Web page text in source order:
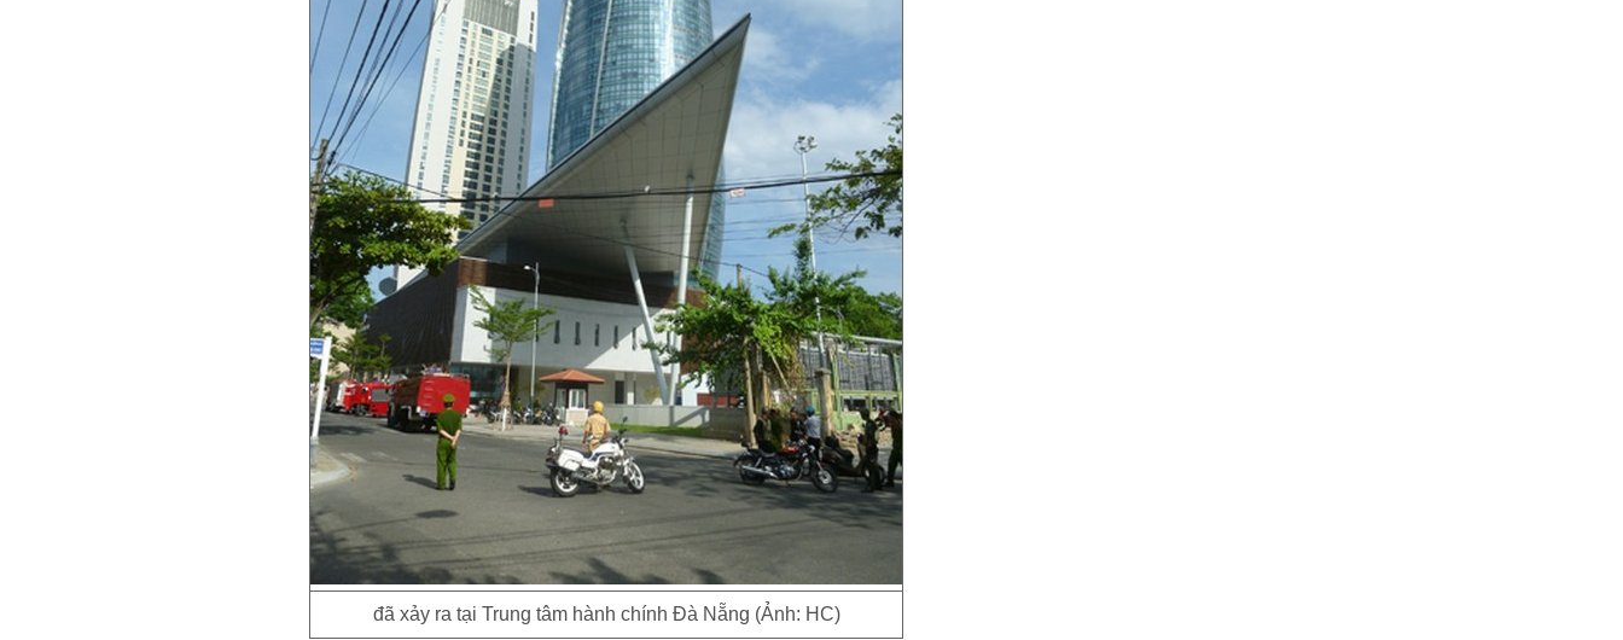
đã xảy ra tại Trung tâm hành chính Đà Nẵng (Ảnh: HC)